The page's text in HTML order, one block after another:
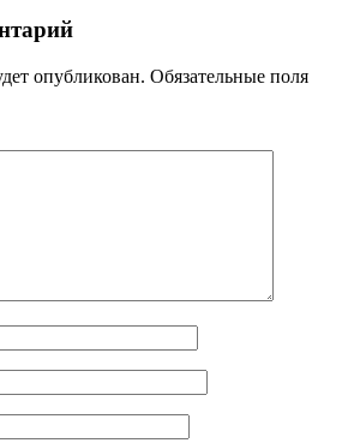
опубликован. Обязательные поля